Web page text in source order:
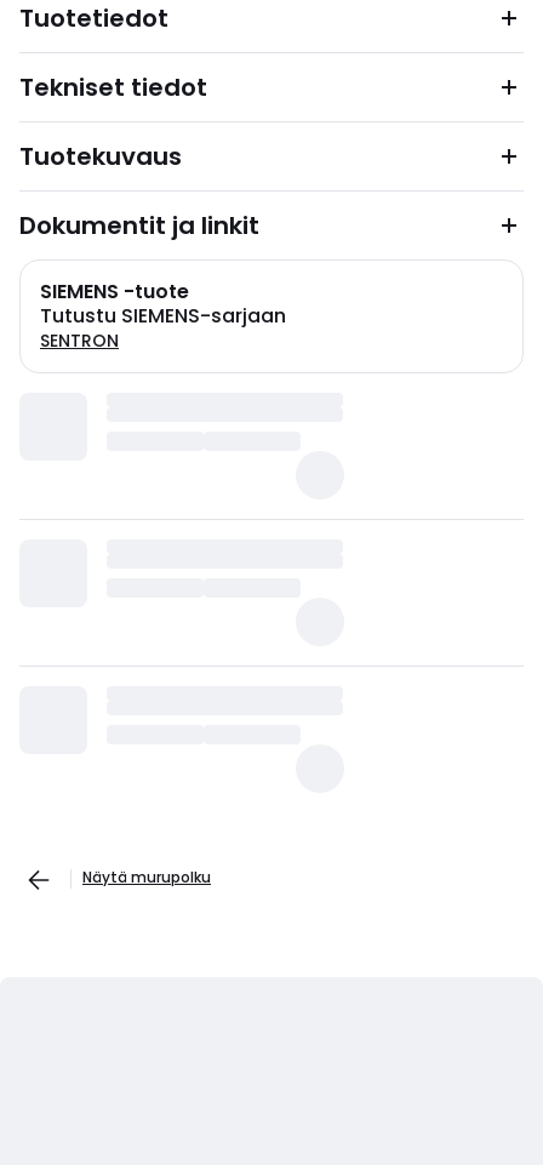
Tuotetiedot
Tekniset tiedot
Tuotekuvaus
Dokumentit ja linkit
SIEMENS -tuote
Tutustu SIEMENS-sarjaan
SENTRON
Näytä murupolku